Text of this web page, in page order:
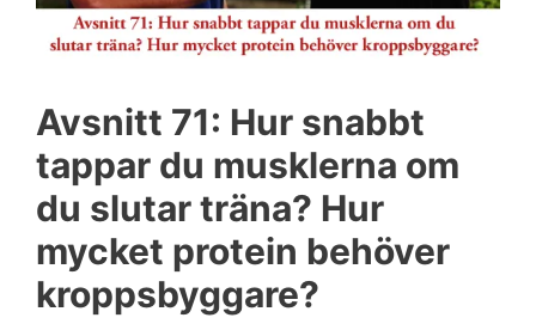
Avsnitt 71: Hur snabbt
tappar du musklerna om
du slutar träna? Hur
mycket protein behöver
kroppsbyggare?